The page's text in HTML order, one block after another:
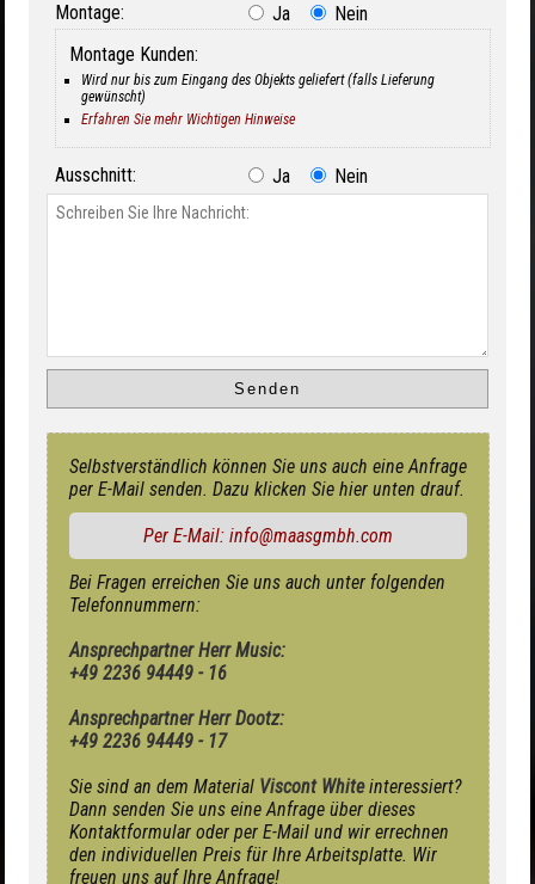
Montage: Ja
Nein
Montage Kunden:
Wird nur bis zum Eingang des Objekts geliefert (falls Lieferung
gewünscht)
Erfahren Sie mehr Wichtigen Hinweise
Ausschnitt: Ja Nein
Selbstverständlich können Sie uns auch eine Anfrage
per E-Mail senden. Dazu klicken Sie hier unten drauf.
Per E-Mail: info@maasgmbh.com
Bei Fragen erreichen Sie uns auch unter folgenden
Telefonnummern:
Ansprechpartner Herr Music:
+49 2236 94449 - 16
Ansprechpartner Herr Dootz:
+49 2236 94449 - 17
Sie sind an dem Material Viscont Whiteinteressiert?
Dann senden Sie uns eine Anfrage über dieses
Kontaktformular oder per E-Mail und wir errechnen
den individuellen Preis für Ihre Arbeitsplatte. Wir
freuen uns auf Ihre Anfrage!